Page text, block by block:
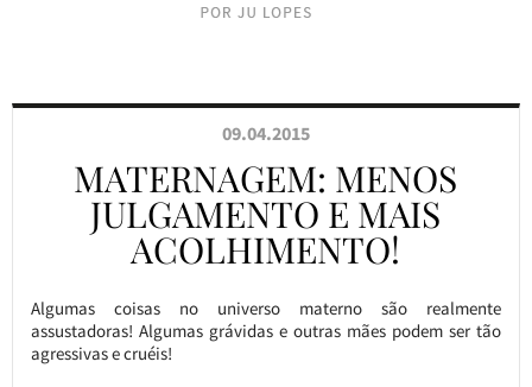
09.04.2015
MATERNAGEM: MENOS
JULGAMENTO E MAIS
ACOLHIMENTO!
Algumas coisas no universo materno são realmente
assustadoras! Algumas grávidas e outras mães podem ser tão
agressivas e cruéis!